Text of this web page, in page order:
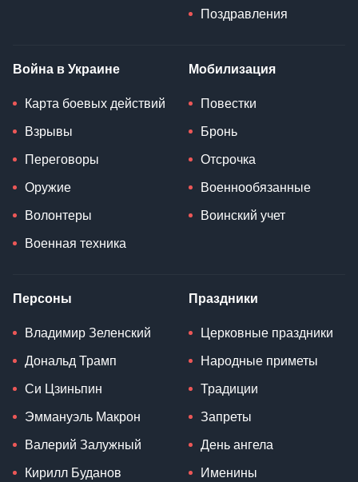
Поздравления
Война в Украине
Карта боевых действий
Взрывы
Переговоры
Оружие
Волонтеры
Военная техника
Мобилизация
Повестки
Бронь
Отсрочка
Военнообязанные
Воинский учет
Персоны
Владимир Зеленский
Дональд Трамп
Си Цзиньпин
Эммануэль Макрон
Валерий Залужный
Кирилл Буданов
Праздники
Церковные праздники
Народные приметы
Традиции
Запреты
День ангела
Именины